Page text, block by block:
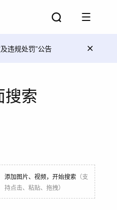
违规处罚”公告
搜索
添加图片、视频，开始搜索 （支
持点击、粘贴、拖拽）